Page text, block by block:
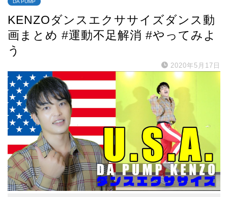
DA PUMP
KENZOダンスエクササイズダンス動
画まとめ #運動不足解消 #やってみよ
う
2020年5月17日